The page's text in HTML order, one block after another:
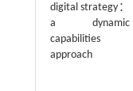
digital strategy：
a dynamic
capabilities
approach